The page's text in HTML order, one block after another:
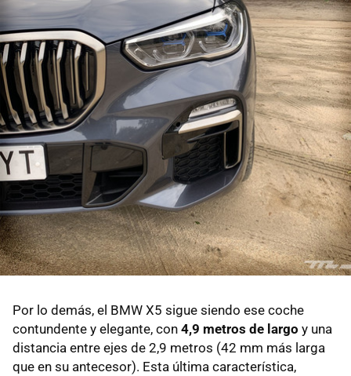
Por lo demás, el BMW X5 sigue siendo ese coche
contundente y elegante, con 4,9 metros de largo y una
distancia entre ejes de 2,9 metros (42 mm más larga
que en su antecesor). Esta última característica,